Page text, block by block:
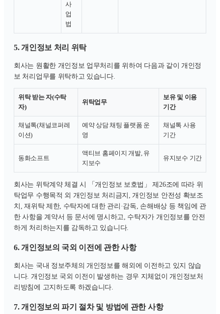
사
업
법
5. 개인정보 처리 위탁
회사는 원활한 개인정보 업무처리를 위하여 다음과 같이 개인정
보 처리업무를 위탁하고 있습니다.
위탁 받는 자(수탁
자)
위탁업무
보유 및 이용
기간
채널톡(채널코퍼레
이션)
예약 상담 채팅 플랫폼 운
영
채널톡 사용
기간
동화소프트
액티브 홈페이지 개발, 유
지보수
유지보수 기간
회사는 위탁계약 체결 시 「개인정보 보호법」 제26조에 따라 위
탁업무 수행목적 외 개인정보 처리금지, 개인정보 안전성 확보조
치, 재위탁 제한, 수탁자에 대한 관리·감독, 손해배상 등 책임에 관
한 사항을 계약서 등 문서에 명시하고, 수탁자가 개인정보를 안전
하게 처리하는지를 감독하고 있습니다.
6. 개인정보의 국외 이전에 관한 사항
회사는 국내 정보주체의 개인정보를 해외에 이전하고 있지 않습
니다. 개인정보 국외 이전이 발생하는 경우 지체없이 개인정보처
리방침에 고지하도록 하겠습니다.
7. 개인정보의 파기 절차 및 방법에 관한 사항